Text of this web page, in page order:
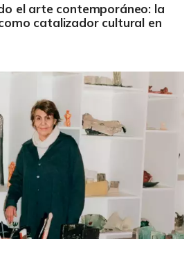
el arte contemporáneo: la
catalizador cultural en